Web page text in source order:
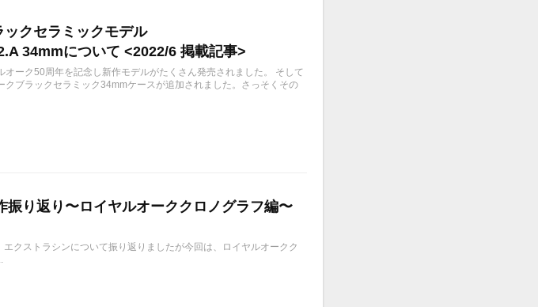
クセラミックモデル
34mmについて <2022/6 掲載記事>
ーク50周年を記念し新作モデルがたくさん発売されました。 そして
クブラックセラミック34mmケースが追加されました。さっそくその
振り返り〜ロイヤルオーククロノグラフ編〜
クストラシンについて振り返りましたが今回は、ロイヤルオークク